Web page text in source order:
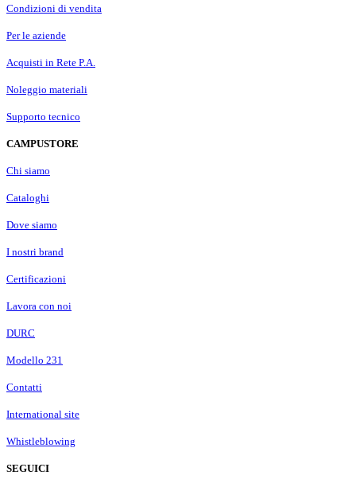
Condizioni di vendita
Per le aziende
Acquisti in Rete P.A.
Noleggio materiali
Supporto tecnico
CAMPUSTORE
Chi siamo
Cataloghi
Dove siamo
I nostri brand
Certificazioni
Lavora con noi
DURC
Modello 231
Contatti
International site
Whistleblowing
SEGUICI